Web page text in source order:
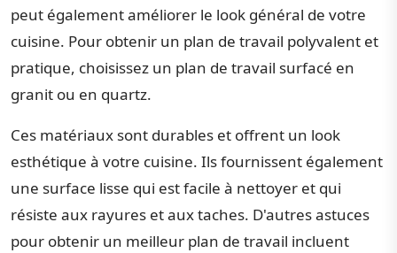
peut également améliorer le look général de votre
cuisine. Pour obtenir un plan de travail polyvalent et
pratique, choisissez un plan de travail surfacé en
granit ou en quartz.
Ces matériaux sont durables et offrent un look
esthétique à votre cuisine. Ils fournissent également
une surface lisse qui est facile à nettoyer et qui
résiste aux rayures et aux taches. D'autres astuces
pour obtenir un meilleur plan de travail incluent